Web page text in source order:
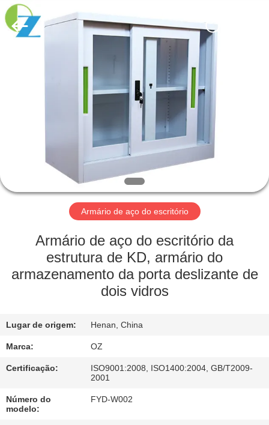
PRODUTOS
EXCURSÃO
FÁBRICA
CONTROLE
CONTACTE-
NOS
NOTÍCIA
Luoyang
Ouzheng
Trading
Co.
Armário de aço do escritório
Armário de aço do escritório da
estrutura de KD, armário do
armazenamento da porta deslizante de
dois vidros
Lugar de origem: Henan, China
Marca: OZ
Certificação:
ISO9001:2008, ISO1400:2004, GB/T2009-
2001
Número do
modelo:
FYD-W002